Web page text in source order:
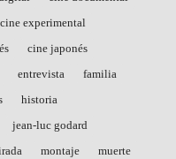
cine experimental
cine japonés
entrevista
familia
historia
jean-luc godard
montaje
muerte